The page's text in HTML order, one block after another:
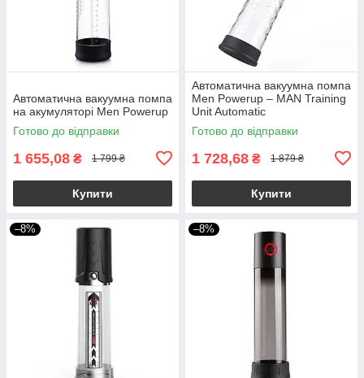
Автоматична вакуумна помпа
на акумуляторі Men Powerup
Готово до відправки
1 655,08 ₴ 1 799 ₴
Купити
Автоматична вакуумна помпа
Men Powerup – MAN Training
Unit Automatic
Готово до відправки
1 728,68 ₴ 1 879 ₴
Купити
–8% –8%